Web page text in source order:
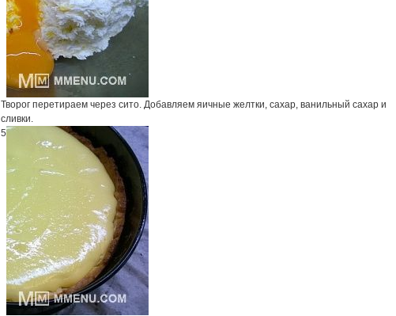
Творог перетираем через сито. Добавляем яичные желтки, сахар, ванильный сахар и
сливки.
5